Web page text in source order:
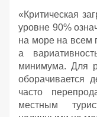
«Критическая
уровне 90%
на море на всем
а
минимума. Для
оборачивается
часто
местным